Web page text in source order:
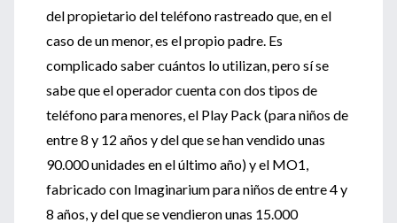
del propietario del teléfono rastreado que, en el
caso de un menor, es el propio padre. Es
complicado saber cuántos lo utilizan, pero sí se
sabe que el operador cuenta con dos tipos de
teléfono para menores, el Play Pack (para niños de
entre 8 y 12 años y del que se han vendido unas
90.000 unidades en el último año) y el MO1,
fabricado con Imaginarium para niños de entre 4 y
8 años, y del que se vendieron unas 15.000